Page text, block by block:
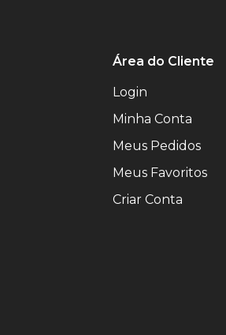
Área do Cliente
Login
Minha Conta
Meus Pedidos
Meus Favoritos
Criar Conta